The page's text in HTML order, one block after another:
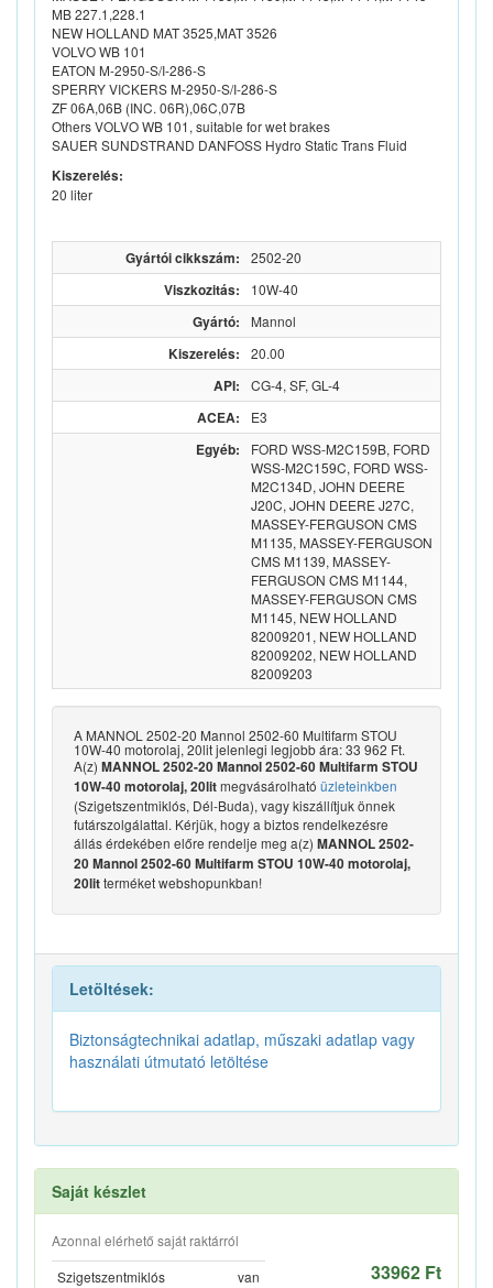
MB 227.1,228.1
NEW HOLLAND MAT 3525,MAT 3526
VOLVO WB 101
EATON M-2950-S/I-286-S
SPERRY VICKERS M-2950-S/I-286-S
ZF 06A,06B (INC. 06R),06C,07B
Others VOLVO WB 101, suitable for wet brakes
SAUER SUNDSTRAND DANFOSS Hydro Static Trans Fluid
Kiszerelés:
20 liter
Gyártói cikkszám: 2502-20
Viszkozitás: 10W-40
Gyártó: Mannol
Kiszerelés: 20.00
API: CG-4, SF, GL-4
ACEA: E3
Egyéb:
FORD WSS-M2C159B, FORD
WSS-M2C159C, FORD WSS-
M2C134D, JOHN DEERE
J20C, JOHN DEERE J27C,
MASSEY-FERGUSON CMS
M1135, MASSEY-FERGUSON
CMS M1139, MASSEY-
FERGUSON CMS M1144,
MASSEY-FERGUSON CMS
M1145, NEW HOLLAND
82009201, NEW HOLLAND
82009202, NEW HOLLAND
82009203
A MANNOL 2502-20 Mannol 2502-60 Multifarm STOU
10W-40 motorolaj, 20lit jelenlegi legjobb ára: 33 962 Ft.
A(z) MANNOL 2502-20 Mannol 2502-60 Multifarm STOU
10W-40 motorolaj, 20litmegvásárolható üzleteinkben
(Szigetszentmiklós, Dél-Buda), vagy kiszállítjuk önnek
futárszolgálattal. Kérjük, hogy a biztos rendelkezésre
állás érdekében előre rendelje meg a(z) MANNOL 2502-
20 Mannol 2502-60 Multifarm STOU 10W-40 motorolaj,
20litterméket webshopunkban!
Letöltések:
Biztonságtechnikai adatlap, műszaki adatlap vagy
használati útmutató letöltése
Saját készlet
Azonnal elérhető saját raktárról
Szigetszentmiklós
van 33962 Ft